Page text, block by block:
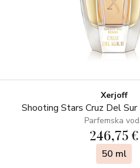
Xerjoff
Shooting Stars Cruz Del Sur
Parfemska
246,75 €
50 ml